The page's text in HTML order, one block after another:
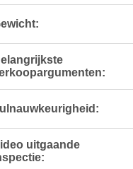
uitgaande